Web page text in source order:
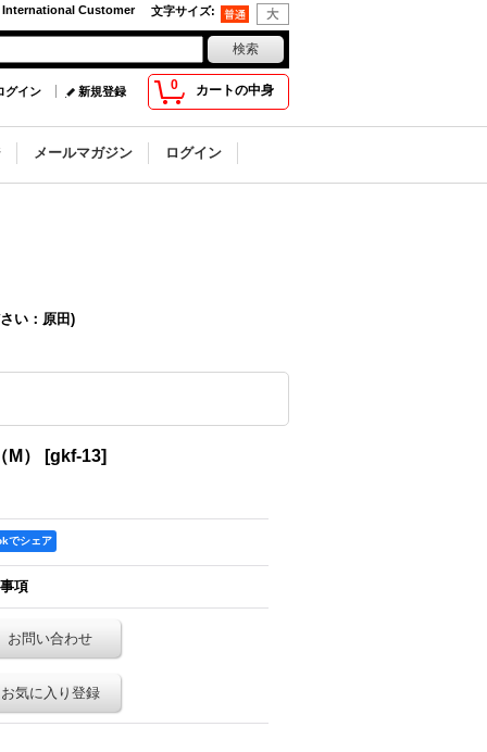
文字サイズ:
International Customer
0 カートの中身
グイン 新規登録
メールマガジン ログイン
い：原田)
） [gkf-13]
でシェア
項
お問い合わせ
お気に入り登録